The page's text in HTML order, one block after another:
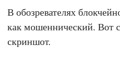
В обозревателях
как мошеннический. Вот
скриншот.